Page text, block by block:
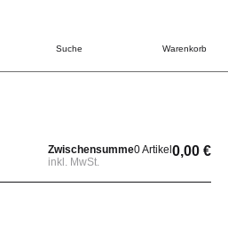
Suche Warenkorb
Zwischensumme
inkl. MwSt.
0 Artikel 0,00 €